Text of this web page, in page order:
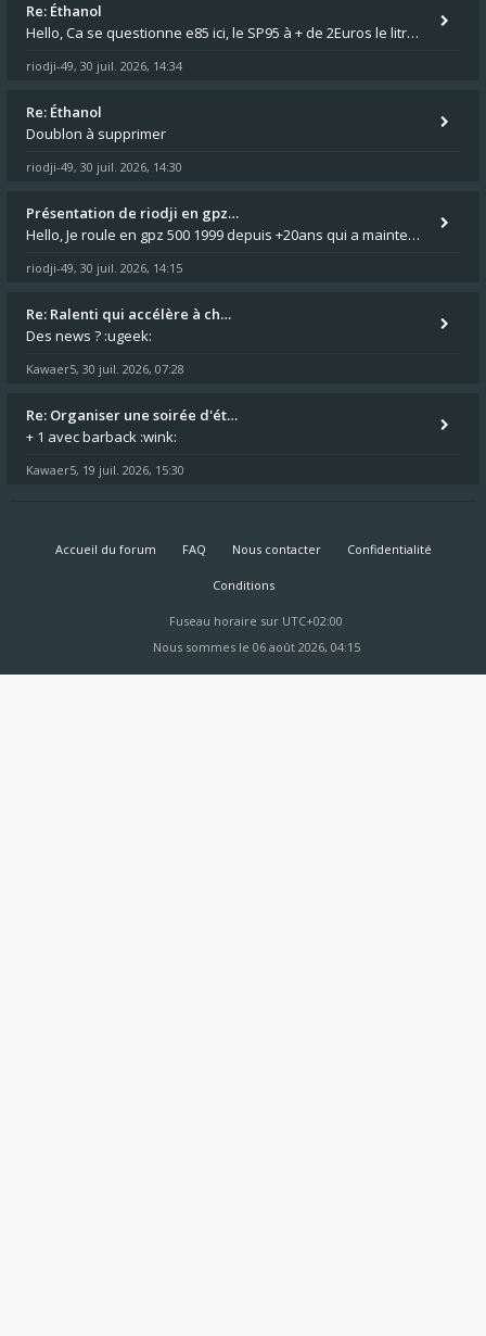
Re: Éthanol
Hello, Ca se questionne e85 ici, le SP95 à + de 2Euros le litre ça fait mal au luc en ER5 comme en GPZ500 :😵 0,76 le lit
riodji-49, 30 juil. 2026, 14:34
Re: Éthanol
Doublon à supprimer
riodji-49, 30 juil. 2026, 14:30
Présentation de riodji en gpz…
Hello, Je roule en gpz 500 1999 depuis +20ans qui a maintenant passé les 150.000km au compteur. C'est un peu la grande s
riodji-49, 30 juil. 2026, 14:15
Re: Ralenti qui accélère à ch…
Des news ? :ugeek:
Kawaer5, 30 juil. 2026, 07:28
Re: Organiser une soirée d'ét…
+ 1 avec barback :wink:
Kawaer5, 19 juil. 2026, 15:30
Accueil du forum FAQ Nous contacter Confidentialité
Conditions
Fuseau horaire sur UTC+02:00
Nous sommes le 06 août 2026, 04:15